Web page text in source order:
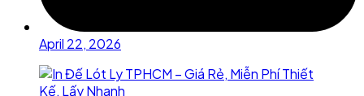
April 22, 2026